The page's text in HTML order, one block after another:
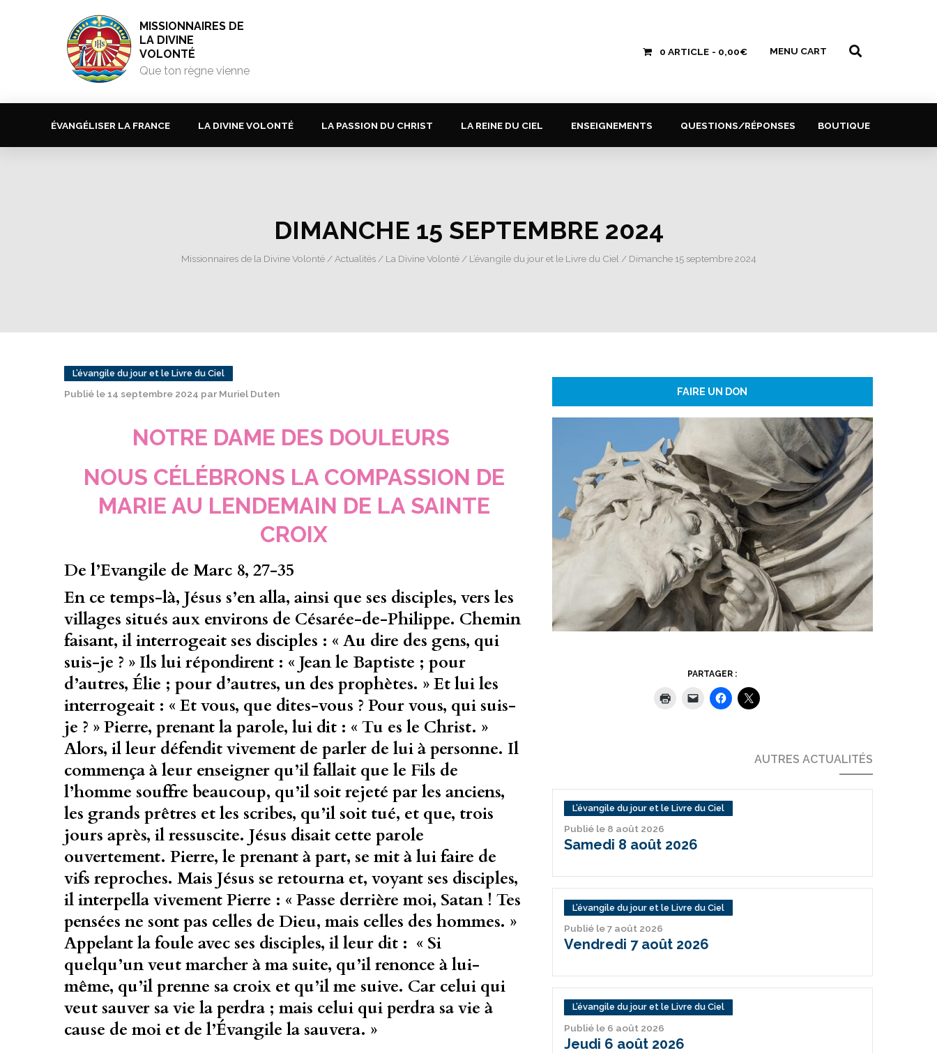
MISSIONNAIRES DE
LA DIVINE
VOLONTÉ
Que ton règne vienne
0 ARTICLE 0,00€ MENU CART
ÉVANGÉLISER LA FRANCE LA DIVINE VOLONTÉ LA PASSION DU CHRIST LA REINE DU CIEL ENSEIGNEMENTS QUESTIONS/RÉPONSES BOUTIQUE
DIMANCHE 15 SEPTEMBRE 2024
Missionnaires de la Divine Volonté/ Actualités/ La Divine Volonté/ L’évangile du jour et le Livre du Ciel / Dimanche 15 septembre 2024
L’évangile du jour et le Livre du Ciel
Publié le 14 septembre 2024 par Muriel Duten
NOTRE DAME DES DOULEURS
NOUS CÉLÉBRONS LA COMPASSION DE
MARIE AU LENDEMAIN DE LA SAINTE
CROIX
De l’Evangile de Marc 8, 27-35
En ce temps-là, Jésus s’en alla, ainsi que ses disciples, vers les
villages situés aux environs de Césarée-de-Philippe. Chemin
faisant, il interrogeait ses disciples : « Au dire des gens, qui
suis-je ? » Ils lui répondirent : « Jean le Baptiste ; pour
d’autres, Élie ; pour d’autres, un des prophètes. » Et lui les
interrogeait : « Et vous, que dites-vous ? Pour vous, qui suis-
je ? » Pierre, prenant la parole, lui dit : « Tu es le Christ. »
Alors, il leur défendit vivement de parler de lui à personne. Il
commença à leur enseigner qu’il fallait que le Fils de
l’homme souffre beaucoup, qu’il soit rejeté par les anciens,
les grands prêtres et les scribes, qu’il soit tué, et que, trois
jours après, il ressuscite. Jésus disait cette parole
ouvertement. Pierre, le prenant à part, se mit à lui faire de
vifs reproches. Mais Jésus se retourna et, voyant ses disciples,
il interpella vivement Pierre : « Passe derrière moi, Satan ! Tes
pensées ne sont pas celles de Dieu, mais celles des hommes. »
Appelant la foule avec ses disciples, il leur dit : « Si
quelqu’un veut marcher à ma suite, qu’il renonce à lui-
même, qu’il prenne sa croix et qu’il me suive. Car celui qui
veut sauver sa vie la perdra ; mais celui qui perdra sa vie à
cause de moi et de l’Évangile la sauvera. »
FAIRE UN DON
PARTAGER :
AUTRES ACTUALITÉS
L’évangile du jour et le Livre du Ciel
Publié le 8 août 2026
Samedi 8 août 2026
L’évangile du jour et le Livre du Ciel
Publié le 7 août 2026
Vendredi 7 août 2026
L’évangile du jour et le Livre du Ciel
Publié le 6 août 2026
Jeudi 6 août 2026